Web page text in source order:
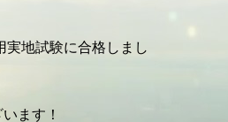
実地試験に合格しまし
ます！